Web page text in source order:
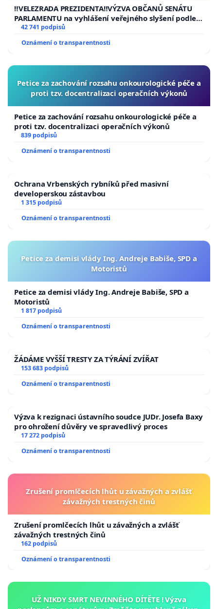
republiky
‼️VELEZRADA PREZIDENTA‼️VÝZVA OBČANŮ SENÁTU
PARLAMENTU na vyhlášení veřejného slyšení podle §
144 jednacího řádu Senátu k návrhu na přijetí
usnesení k podání ústavní žaloby na prezidenta
republiky
42 741 podpisů
Oznámení o transparentnosti
Petice za zachování rozsahu onkourologické péče a
proti tzv. docentralizaci operačních výkonů
Petice za zachování rozsahu onkourologické péče a
proti tzv. docentralizaci operačních výkonů
839 podpisů
Oznámení o transparentnosti
Ochrana Vrbenských rybníků před masivní
developerskou zástavbou
1 315 podpisů
Oznámení o transparentnosti
Petice za demisi vlády Ing. Andreje Babiše, SPD a
Motoristů
Petice za demisi vlády Ing. Andreje Babiše, SPD a
Motoristů
1 817 podpisů
Oznámení o transparentnosti
ŽÁDÁME VYŠŠÍ TRESTY ZA TÝRÁNÍ ZVÍŘAT
153 683 podpisů
Oznámení o transparentnosti
Výzva k rezignaci ústavního soudce JUDr. Josefa Baxy
pro ohrožení důvěry ve spravedlivý proces
17 272 podpisů
Oznámení o transparentnosti
Zrušení promlčecích lhůt u závažných a zvlášť
závažných trestných činů
Zrušení promlčecích lhůt u závažných a zvlášť
závažných trestných činů
162 podpisů
Oznámení o transparentnosti
UŽ NIKDY SMRT NEVINNÉHO DÍTĚTE ! Výzva